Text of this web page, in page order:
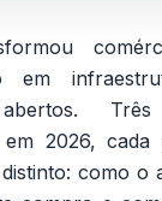
em
em 2026, cada
como o